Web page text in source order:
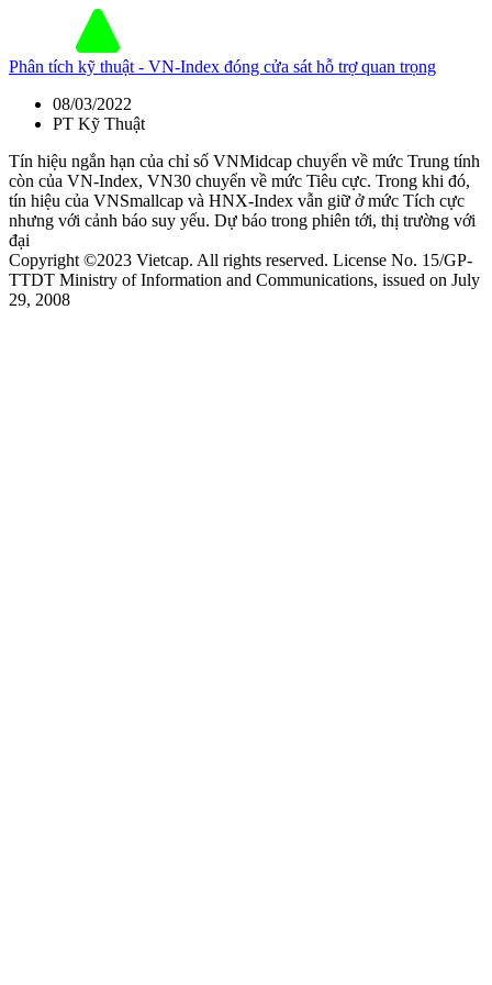
Phân tích kỹ thuật - VN-Index đóng cửa sát hỗ trợ quan trọng
08/03/2022
PT Kỹ Thuật
Tín hiệu ngắn hạn của chỉ số VNMidcap chuyển về mức Trung tính
còn của VN-Index, VN30 chuyển về mức Tiêu cực. Trong khi đó,
tín hiệu của VNSmallcap và HNX-Index vẫn giữ ở mức Tích cực
nhưng với cảnh báo suy yếu. Dự báo trong phiên tới, thị trường với
đại
Copyright ©2023 Vietcap. All rights reserved. License No. 15/GP-
TTDT Ministry of Information and Communications, issued on July
29, 2008